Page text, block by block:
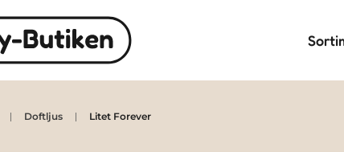
Doftljus Litet Forever